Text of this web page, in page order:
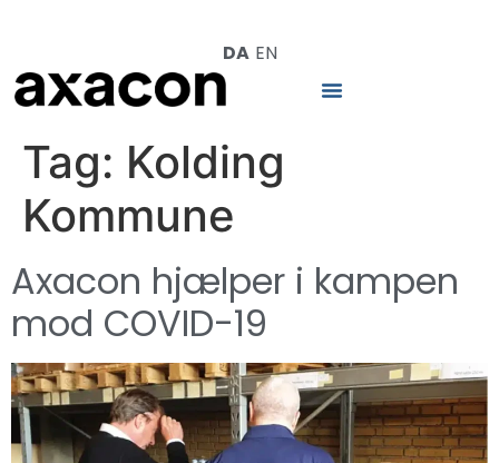
DA EN
Tag: Kolding
Kommune
Axacon hjælper i kampen
mod COVID-19